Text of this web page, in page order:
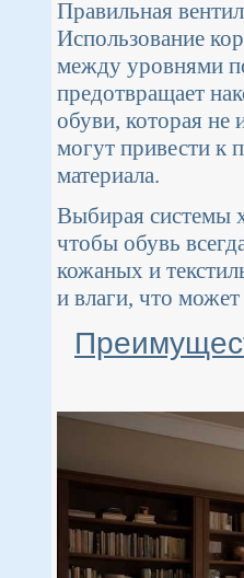
Правильная
Использование
между уровнями
предотвращает
обуви, которая не
могут привести к
материала.
Выбирая системы
чтобы обувь
кожаных и
и влаги, что